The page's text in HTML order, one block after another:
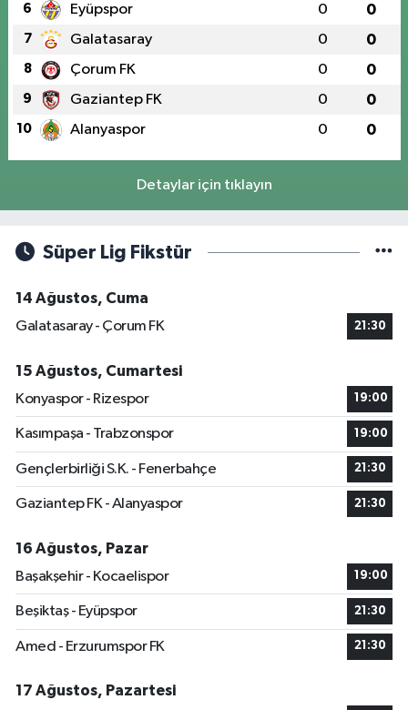
6 Eyüpspor 0 0
7 Galatasaray 0 0
8 Çorum FK 0 0
9 Gaziantep FK 0 0
10 Alanyaspor 0 0
Detaylar için tıklayın
Süper Lig Fikstür
14 Ağustos, Cuma
Galatasaray - Çorum FK
21:30
15 Ağustos, Cumartesi
Konyaspor - Rizespor
19:00
Kasımpaşa - Trabzonspor 19:00
Gençlerbirliği S.K. - Fenerbahçe 21:30
Gaziantep FK - Alanyaspor 21:30
16 Ağustos, Pazar
Başakşehir - Kocaelispor
19:00
Beşiktaş - Eyüpspor 21:30
Amed - Erzurumspor FK 21:30
17 Ağustos, Pazartesi